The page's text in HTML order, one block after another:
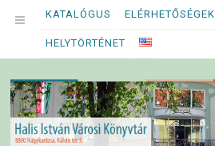
Megszakítás
OPEN
MENU
KATALÓGUS ELÉRHETŐSÉGEK
HELYTÖRTÉNET